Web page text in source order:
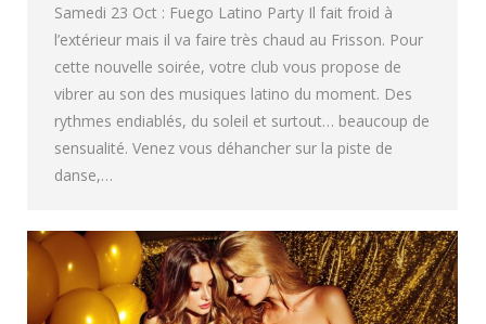
Samedi 23 Oct : Fuego Latino Party Il fait froid à
l’extérieur mais il va faire très chaud au Frisson. Pour
cette nouvelle soirée, votre club vous propose de
vibrer au son des musiques latino du moment. Des
rythmes endiablés, du soleil et surtout… beaucoup de
sensualité. Venez vous déhancher sur la piste de
danse,…